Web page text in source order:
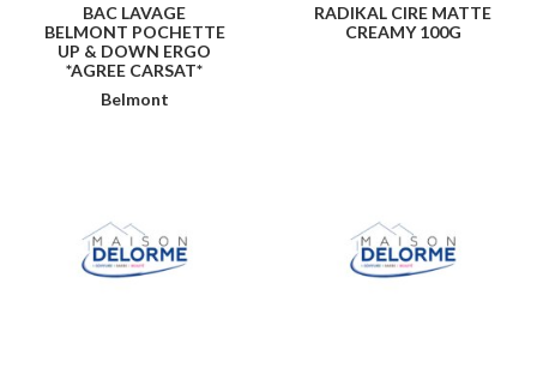
BAC LAVAGE
BELMONT POCHETTE
UP & DOWN ERGO
*AGREE CARSAT*
Belmont
RADIKAL CIRE MATTE
CREAMY 100G